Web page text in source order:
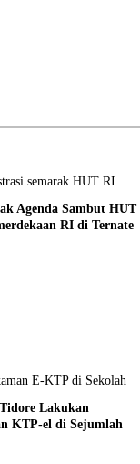
Agenda Sambut HUT
RI di Ternate
Lakukan
KTP-el di Sejumlah